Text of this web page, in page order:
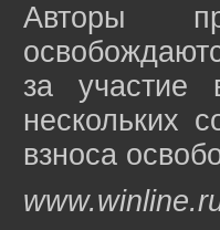
Авторы
за участие
нескольких
взноса